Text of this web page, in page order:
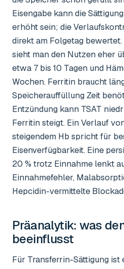
Eisengabe kann die
erhöht sein; die
direkt am Folgetag
sieht man den Nutzen eher
etwa 7 bis 10 Tagen und
Wochen. Ferritin braucht
Speicherauffüllung Zeit
Entzündung kann TSAT
Ferritin steigt. Ein Verlauf
steigendem Hb spricht für
Eisenverfügbarkeit. Eine
20 % trotz Einnahme lenkt
Einnahmefehler,
Hepcidin-vermittelte
Präanalytik: was
beeinflusst
Für Transferrin-Sättigung ist